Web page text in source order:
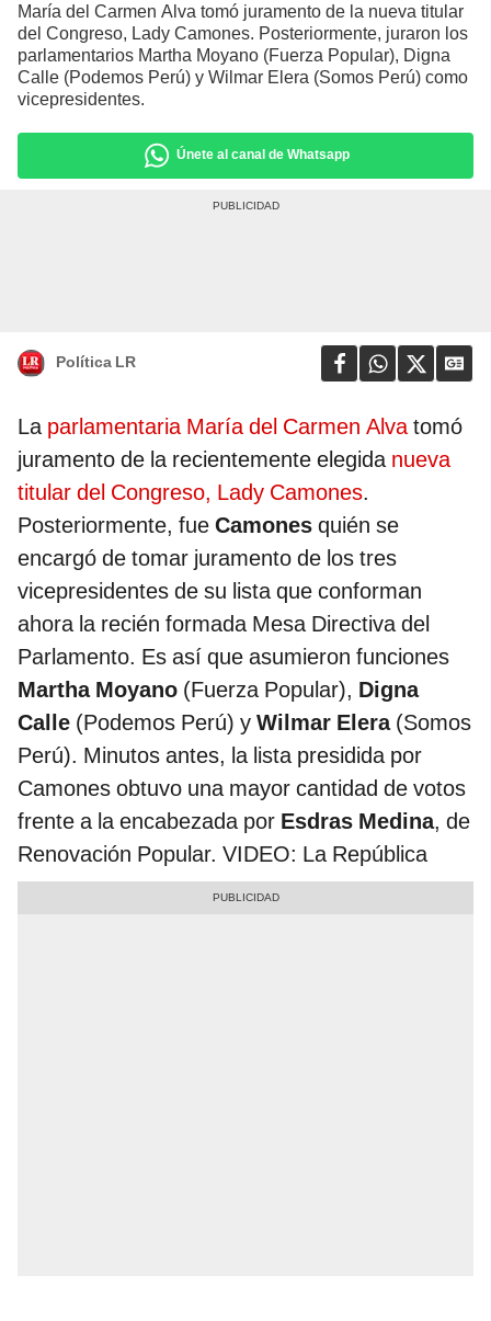
María del Carmen Alva tomó juramento de la nueva titular
del Congreso, Lady Camones. Posteriormente, juraron los
parlamentarios Martha Moyano (Fuerza Popular), Digna
Calle (Podemos Perú) y Wilmar Elera (Somos Perú) como
vicepresidentes.
Únete al canal de Whatsapp
Política LR
La parlamentaria María del Carmen Alvatomó
juramento de la recientemente elegida nueva
titular del Congreso, Lady Camones.
Posteriormente, fue Camones quién se
encargó de tomar juramento de los tres
vicepresidentes de su lista que conforman
ahora la recién formada Mesa Directiva del
Parlamento. Es así que asumieron funciones
Martha Moyano (Fuerza Popular), Digna
Calle (Podemos Perú) y Wilmar Elera(Somos
Perú). Minutos antes, la lista presidida por
Camones obtuvo una mayor cantidad de votos
frente a la encabezada por Esdras Medina, de
Renovación Popular. VIDEO: La República